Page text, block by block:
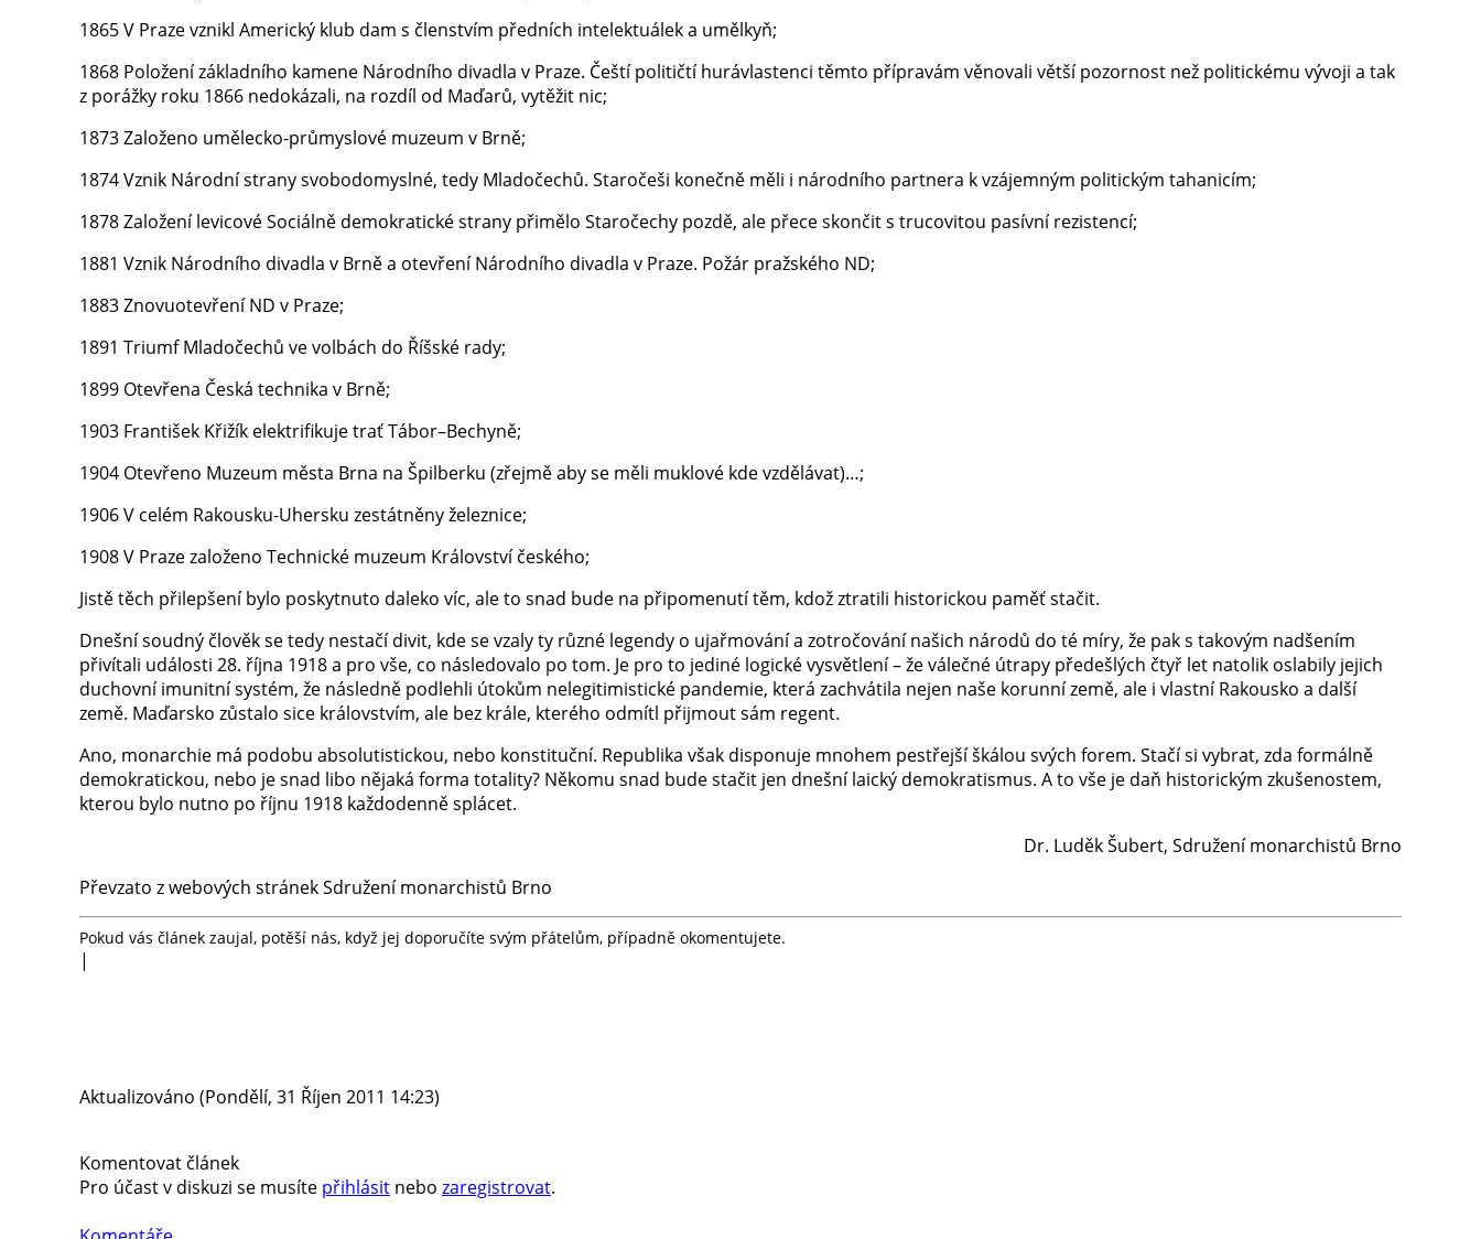
1865 V Praze vznikl Americký klub dam s členstvím předních intelektuálek a umělkyň;
1868 Položení základního kamene Národního divadla v Praze. Čeští političtí hurávlastenci těmto přípravám věnovali větší pozornost než politickému vývoji a tak
z porážky roku 1866 nedokázali, na rozdíl od Maďarů, vytěžit nic;
1873 Založeno umělecko-průmyslové muzeum v Brně;
1874 Vznik Národní strany svobodomyslné, tedy Mladočechů. Staročeši konečně měli i národního partnera k vzájemným politickým tahanicím;
1878 Založení levicové Sociálně demokratické strany přimělo Staročechy pozdě, ale přece skončit s trucovitou pasívní rezistencí;
1881 Vznik Národního divadla v Brně a otevření Národního divadla v Praze. Požár pražského ND;
1883 Znovuotevření ND v Praze;
1891 Triumf Mladočechů ve volbách do Říšské rady;
1899 Otevřena Česká technika v Brně;
1903 František Křižík elektrifikuje trať Tábor–Bechyně;
1904 Otevřeno Muzeum města Brna na Špilberku (zřejmě aby se měli muklové kde vzdělávat)…;
1906 V celém Rakousku-Uhersku zestátněny železnice;
1908 V Praze založeno Technické muzeum Království českého;
Jistě těch přilepšení bylo poskytnuto daleko víc, ale to snad bude na připomenutí těm, kdož ztratili historickou paměť stačit.
Dnešní soudný člověk se tedy nestačí divit, kde se vzaly ty různé legendy o ujařmování a zotročování našich národů do té míry, že pak s takovým nadšením
přivítali události 28. října 1918 a pro vše, co následovalo po tom. Je pro to jediné logické vysvětlení – že válečné útrapy předešlých čtyř let natolik oslabily jejich
duchovní imunitní systém, že následně podlehli útokům nelegitimistické pandemie, která zachvátila nejen naše korunní země, ale i vlastní Rakousko a další
země. Maďarsko zůstalo sice královstvím, ale bez krále, kterého odmítl přijmout sám regent.
Ano, monarchie má podobu absolutistickou, nebo konstituční. Republika však disponuje mnohem pestřejší škálou svých forem. Stačí si vybrat, zda formálně
demokratickou, nebo je snad libo nějaká forma totality? Někomu snad bude stačit jen dnešní laický demokratismus. A to vše je daň historickým zkušenostem,
kterou bylo nutno po říjnu 1918 každodenně splácet.
Dr. Luděk Šubert, Sdružení monarchistů Brno
Převzato z webových stránek Sdružení monarchistů Brno
Pokud vás článek zaujal, potěší nás, když jej doporučíte svým přátelům, případně okomentujete.
|
Aktualizováno (Pondělí, 31 Říjen 2011 14:23)
Komentovat článek
Pro účast v diskuzi se musíte přihlásit nebo zaregistrovat.